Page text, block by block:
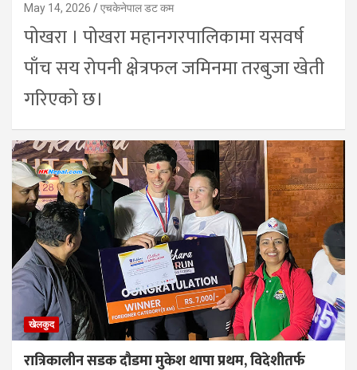
May 14, 2026 एचकेनेपाल डट कम
पाेखरा । पोखरा महानगरपालिकामा यसवर्ष
पाँच सय रोपनी क्षेत्रफल जमिनमा तरबुजा खेती
गरिएको छ।
खेलकुद
रात्रिकालीन सडक दौडमा मुकेश थापा प्रथम, विदेशीतर्फ